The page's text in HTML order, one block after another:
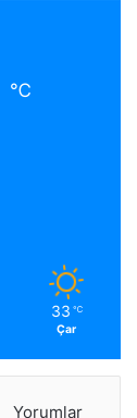
℃
33 ℃
Çar
Yorumlar